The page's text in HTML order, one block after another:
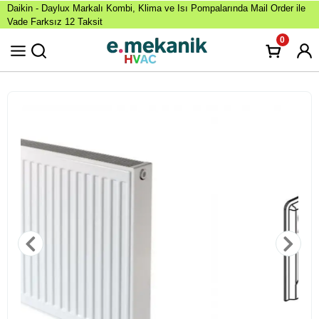
Daikin - Daylux Markalı Kombi, Klima ve Isı Pompalarında Mail Order ile
Vade Farksız 12 Taksit
0